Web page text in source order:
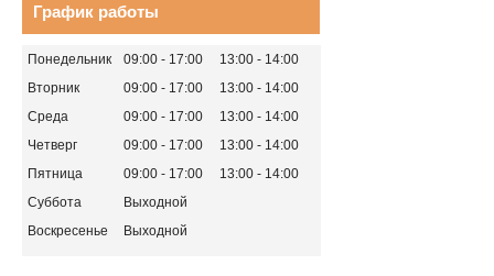
График работы
Понедельник 09:00 17:00 13:00
14:00
Вторник
09:00 17:00 13:00
14:00
Среда
09:00 17:00 13:00
14:00
Четверг
09:00 17:00 13:00
14:00
Пятница
09:00 17:00 13:00
14:00
Суббота
Выходной
Воскресенье
Выходной